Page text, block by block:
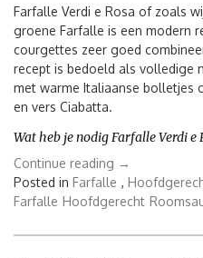
Farfalle Verdi e Rosa of zoals
groene Farfalle is een modern
courgettes zeer goed
recept is bedoeld als volledige
met warme Italiaanse bolletjes
en vers Ciabatta.
Wat heb je nodig Farfalle Verdi e
Continue reading “Farfalle
Verdi
e
–
→
Posted in Farfalle ,
Farfalle Hoofdgerecht